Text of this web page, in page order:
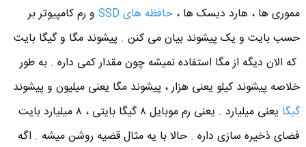
مموری ها ، هارد دیسک ها ، حافظه های SSD
و رم کامپیوتر بر
حسب بایت و یک پیشوند بیان می کنن . پیشوند مگا و گیگا بایت
که الان دیگه از مگا استفاده نمیشه چون مقدار کمی داره . به طور
خلاصه پیشوند کیلو یعنی هزار ، پیشوند مگا یعنی میلیون و پیشوند
گیگا
یعنی میلیارد . یعنی رم موبایل ۸ گیگا بایتی ، ۸ میلیارد بایت
فضای ذخیره سازی داره . حالا با یه مثال قضیه روشن میشه . اگه